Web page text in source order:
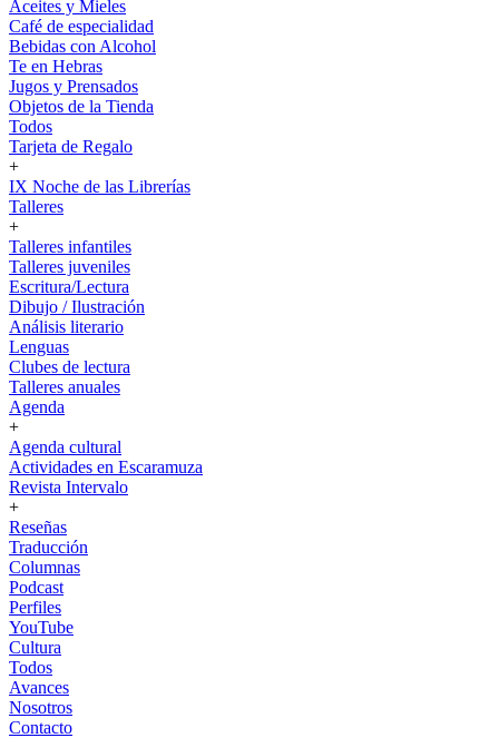
Aceites y Mieles
Café de especialidad
Bebidas con Alcohol
Te en Hebras
Jugos y Prensados
Objetos de la Tienda
Todos
Tarjeta de Regalo
+
IX Noche de las Librerías
Talleres
+
Talleres infantiles
Talleres juveniles
Escritura/Lectura
Dibujo / Ilustración
Análisis literario
Lenguas
Clubes de lectura
Talleres anuales
Agenda
+
Agenda cultural
Actividades en Escaramuza
Revista Intervalo
+
Reseñas
Traducción
Columnas
Podcast
Perfiles
YouTube
Cultura
Todos
Avances
Nosotros
Contacto